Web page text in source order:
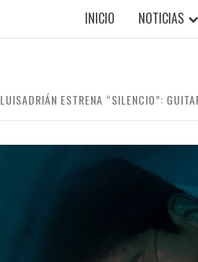
INICIO NOTICIAS
LUISADRIÁN ESTRENA “SILENCIO”: